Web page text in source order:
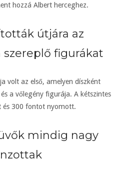
hozzá Albert herceghez.
útjára az
figurákat
volt az első, amelyen díszként
a vőlegény figurája. A kétszintes
és 300 fontot nyomott.
mindig nagy